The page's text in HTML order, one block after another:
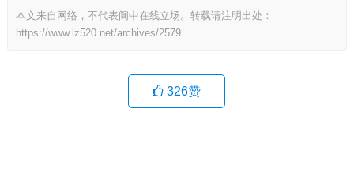
本文来自网络，不代表阆中在线立场。转载请注明出处：
https://www.lz520.net/archives/2579
326赞